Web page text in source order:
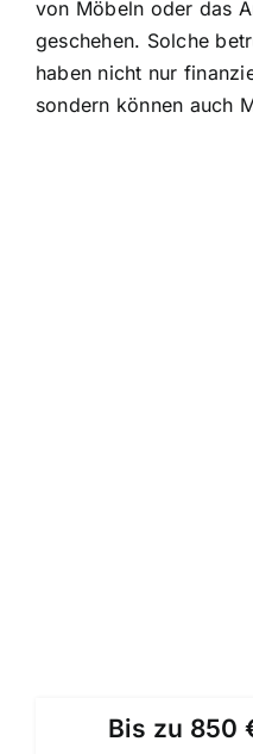
von Möbeln oder das
geschehen. Solche
haben nicht nur
sondern können auch
Bis zu 850